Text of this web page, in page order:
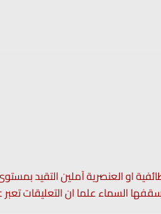
او العنصرية آملين التقيد
سقفها السماء علما ان التعليقات